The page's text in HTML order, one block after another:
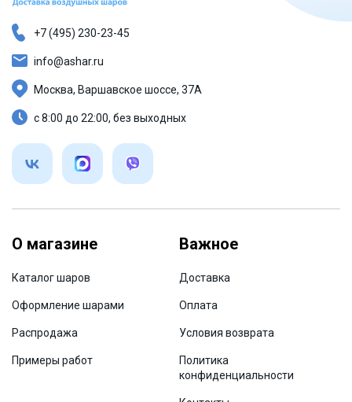
О магазине
Каталог шаров
Оформление шарами
Распродажа
Примеры работ
Важное
Доставка
Оплата
Условия возврата
Политика
конфиденциальности
+7 (495) 230-23-45
info@ashar.ru
Москва, Варшавское шоссе, 37А
с 8:00 до 22:00, без выходных